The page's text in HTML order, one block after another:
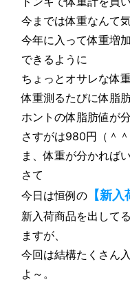
今までは体重なんて
今年に入って体重増
できるように
ちょっとオサレな体
体重測るたびに体脂
ホントの体脂肪値が
さすがは980円（＾＾
ま、体重が分かれば
さて
今日は恒例の 【新入
新入荷商品を出して
ますが、
今回は結構たくさん
よ～。